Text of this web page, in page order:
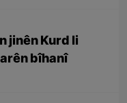
jinên Kurd li
bîhanî